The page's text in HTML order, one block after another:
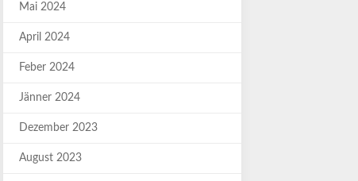
Mai 2024
April 2024
Feber 2024
Jänner 2024
Dezember 2023
August 2023